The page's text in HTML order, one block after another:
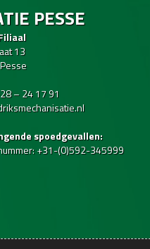
PESSE
13
– 24 17 91
spoedgevallen:
+31-(0)592-345999